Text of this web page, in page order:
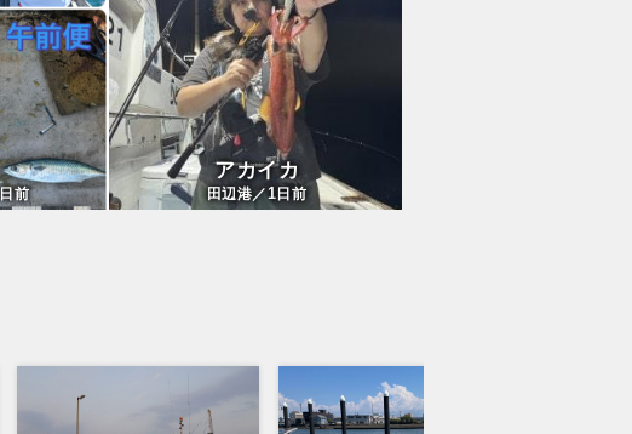
日前
アカイカ
田辺港／1 日前